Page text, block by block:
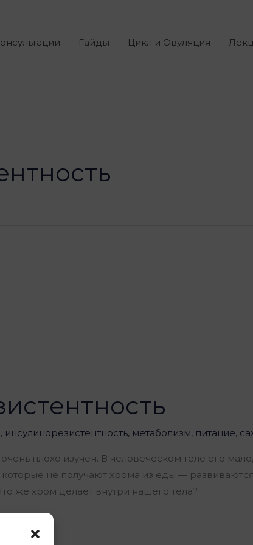
Гайды Цикл и Овуляция
, инсулинорезистентность, метаболизм, питание,
плохо изучен. В человеческом теле его
не получают хрома из еды —
же хром делает внутри нашего тела?